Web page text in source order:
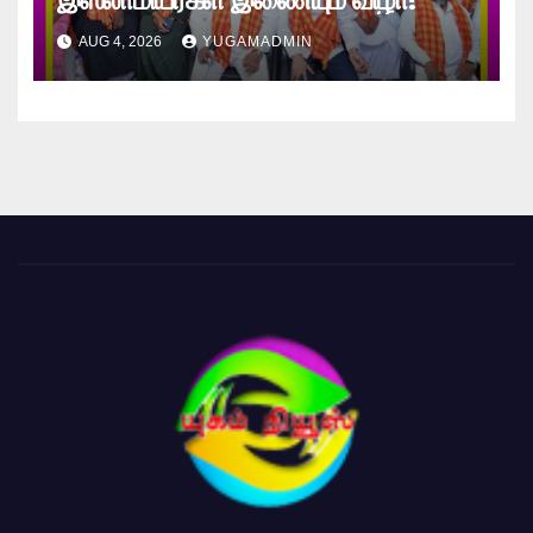
AUG 4, 2026 YUGAMADMIN